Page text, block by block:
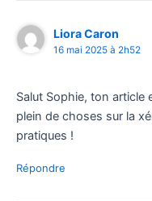
Liora Caron
16 mai 2025 à 2h52
Salut Sophie, ton article
plein de choses sur la
pratiques !
Répondre